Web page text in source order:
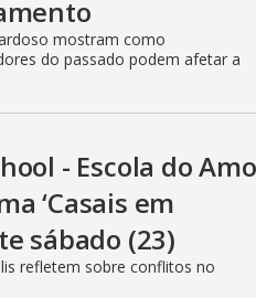
mostram como
do passado podem afetar a
- Escola do
‘Casais em
sábado (23)
refletem sobre conflitos no